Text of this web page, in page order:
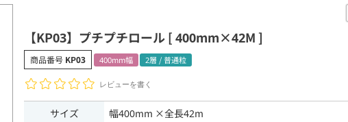
【KP03】プチプチロール [ 400mm×42M ]
商品番号 KP03 400mm幅 2層 / 普通粒
レビューを書く
サイズ
幅400mm ×全長42m